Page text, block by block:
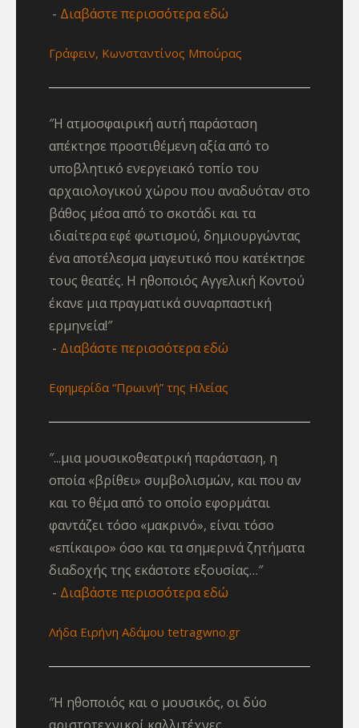
Διαβάστε περισσότερα εδώ
Γράφειν, Κωνσταντίνος Μπούρας
″Η ατμοσφαιρική αυτή παράσταση
απέκτησε προστιθέμενη αξία από το
υποβλητικό ενεργειακό τοπίο του
αρχαιολογικού χώρου που αναδυόταν στο
βάθος μέσα από το σκοτάδι και τα
ιδιαίτερα εφέ φωτισμού, δημιουργώντας
ένα αποτέλεσμα μαγευτικό που κατέκτησε
τους θεατές. Η ηθοποιός Αγγελική Κοντού
έκανε μια πραγματικά συναρπαστική
ερμηνεία!″
Διαβάστε περισσότερα εδώ
Εφημερίδα “Πρωινή” της Ηλείας
″...μια μουσικοθεατρική παράσταση, η
οποία «βρίθει» συμβολισμών, και που αν
και το θέμα από το οποίο εφορμάται
φαντάζει τόσο «μακρινό», είναι τόσο
«επίκαιρο» όσο και τα σημερινά ζητήματα
διαδοχής της εκάστοτε εξουσίας…″
Διαβάστε περισσότερα εδώ
Λήδα Ειρήνη Αδάμου tetragwno.gr
″Η ηθοποιός και ο μουσικός, οι δύο